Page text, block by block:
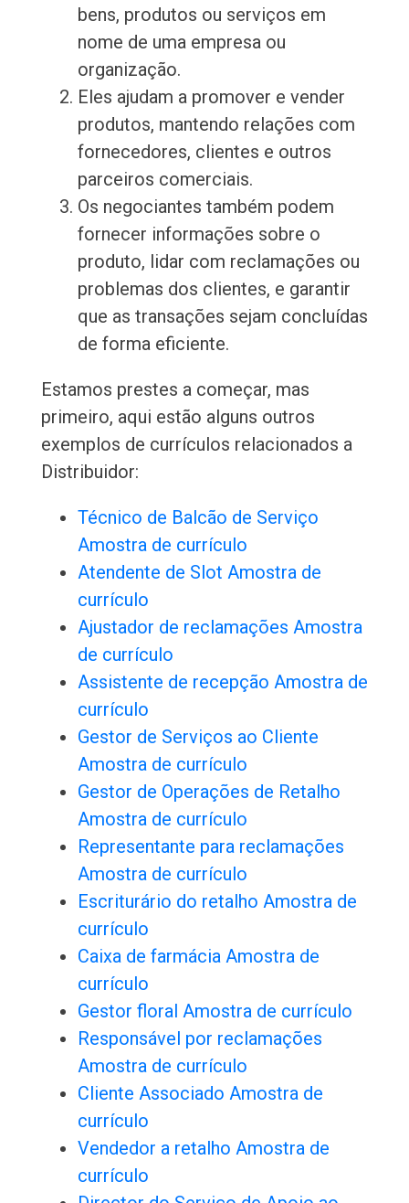
bens, produtos ou serviços em
nome de uma empresa ou
organização.
Eles ajudam a promover e vender
produtos, mantendo relações com
fornecedores, clientes e outros
parceiros comerciais.
Os negociantes também podem
fornecer informações sobre o
produto, lidar com reclamações ou
problemas dos clientes, e garantir
que as transações sejam concluídas
de forma eficiente.
Estamos prestes a começar, mas
primeiro, aqui estão alguns outros
exemplos de currículos relacionados a
Distribuidor:
Técnico de Balcão de Serviço
Amostra de currículo
Atendente de Slot Amostra de
currículo
Ajustador de reclamações Amostra
de currículo
Assistente de recepção Amostra de
currículo
Gestor de Serviços ao Cliente
Amostra de currículo
Gestor de Operações de Retalho
Amostra de currículo
Representante para reclamações
Amostra de currículo
Escriturário do retalho Amostra de
currículo
Caixa de farmácia Amostra de
currículo
Gestor floral Amostra de currículo
Responsável por reclamações
Amostra de currículo
Cliente Associado Amostra de
currículo
Vendedor a retalho Amostra de
currículo